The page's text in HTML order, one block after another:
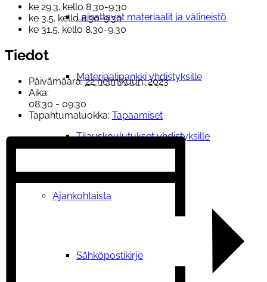
Lainattavat materiaalit ja välineistö
Materiaalipankki yhdistyksille
Tilauskoulutukset yhdistyksille
Ajankohtaista
Sähköpostikirje
ke 29.3. kello 8.30-9.30
ke 3.5. kello 8.30-9.30
ke 31.5. kello 8.30-9.30
Tiedot
Päivämäärä: 22 helmikuun, 2023
Aika:
08:30 - 09:30
Tapahtumaluokka: Tapaamiset